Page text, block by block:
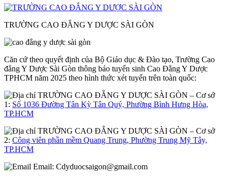
TRƯỜNG CAO ĐẲNG Y DƯỢC SÀI GÒN
Căn cứ theo quyết định của Bộ Giáo dục & Đào tạo, Trường Cao
đẳng Y Dược Sài Gòn thông báo tuyển sinh Cao Đẳng Y Dược
TPHCM năm 2025 theo hình thức xét tuyển trên toàn quốc:
– Cơ sở
1: Số 1036 Đường Tân Kỳ Tân Quý, Phường Bình Hưng Hòa,
TP.HCM
– Cơ sở
2: Công viên phần mềm Quang Trung, Phường Trung Mỹ Tây,
TP.HCM
Email: Cdyduocsaigon@gmail.com